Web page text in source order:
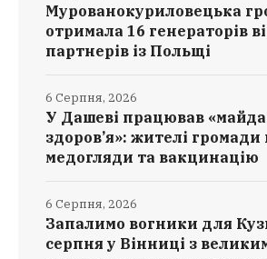
Мурованокуриловецька
отримала 16 генераторів
партнерів із Польщі
У Дашеві працював
здоров’я»: жителі
медогляди та вакцинацію
6 Серпня, 2026
Запалимо вогники для
серпня у Вінниці з
6 Серпня, 2026